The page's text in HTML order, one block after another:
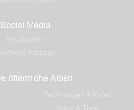
Social Media
öffentliche Alben